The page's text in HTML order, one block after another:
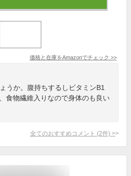
価格と在庫をAmazonでチェック >>
うか。腹持ちするしビタミンB1
食物繊維入りなので身体のも良い
全てのおすすめコメント (2件) >